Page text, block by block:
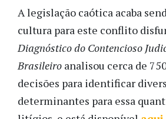
A legislação caótica acaba
cultura para este conflito
Diagnóstico do Contencioso
Brasileiro analisou cerca de
decisões para identificar
determinantes para essa